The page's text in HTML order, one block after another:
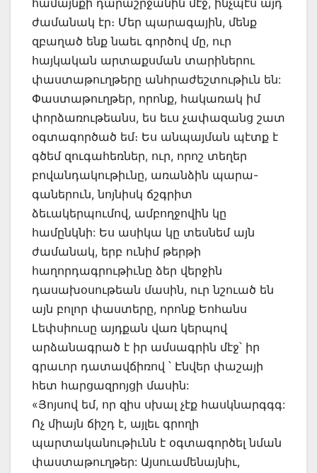
համայնքի դարաշրջանին մէջ, ինչպէս այդ
ժամանակ էր։ Մեր պարագային, մենք
զբաղած ենք նաեւ գործով մը, ուր
հայկական արտաքսման տարիներու
փաստաթուղթերը անհրաժեշտութիւն են:
Փաստաթուղթեր, որոնք, հակառակ իմ
փորձառութեանս, ես եւս չափազանց շատ
օգտագործած եմ։ Ես անպայման պէտք է
գծեմ զուգահեռներ, ուր, որոշ տեղեր
բովանդակութիւնը, առանձին պարա-
գաներուն, նոյնիսկ ճշգրիտ
ձեւակերպումով, ամբողջովին կը
համընկնի: Ես ասիկա կը տեսնեմ այն
ժամանակ, երբ ունիմ թերթի
հաղորդագրութիւնը ձեր վերջին
դասախօսութեան մասին, ուր նշուած են
այն բոլոր փաստերը, որոնք Եոհանս
Լեփսիուսը այդքան վառ կերպով
արձանագրած է իր ամսագրին մէջ՝ իր
գրաւոր դատավճիռով ՝ Էնվեր փաշայի
հետ հարցազրոյցի մասին:
«Յոյսով եմ, որ զիս սխալ չէք հասկնարգգգ:
Ոչ միայն ճիշդ է, այլեւ գրողի
պարտականութիւնն է օգտագործել նման
փաստաթուղթեր: Այսուամենայնիւ,